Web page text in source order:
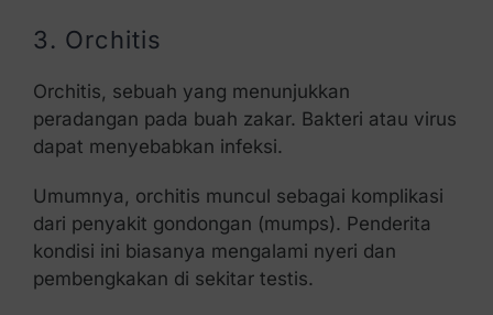
3. Orchitis
Orchitis, sebuah yang menunjukkan
peradangan pada buah zakar. Bakteri atau virus
dapat menyebabkan infeksi.
Umumnya, orchitis muncul sebagai komplikasi
dari penyakit gondongan (mumps). Penderita
kondisi ini biasanya mengalami nyeri dan
pembengkakan di sekitar testis.